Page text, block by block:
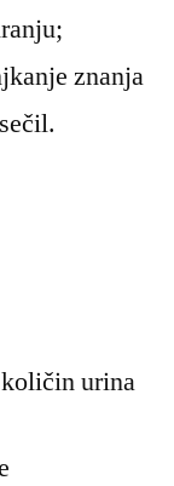
znanja
urina